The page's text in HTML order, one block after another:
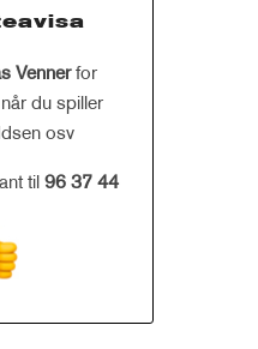
Vennerfor
du spiller
osv
til 96 37 44